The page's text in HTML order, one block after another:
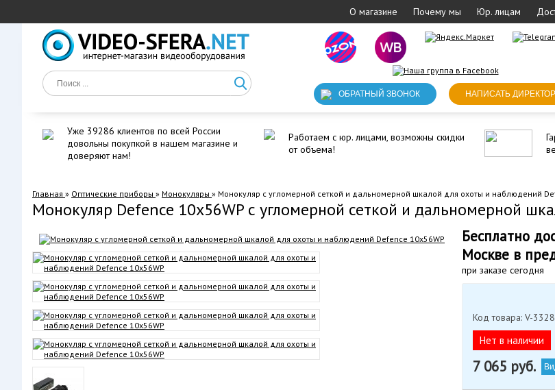
О магазине Почему мы Юр. лицам
ОБРАТНЫЙ ЗВОНОК НАПИСАТЬ
Уже 39286 клиентов по всей России
довольны покупкой в нашем магазине и
доверяют нам!
Работаем с юр. лицами, возможны скидки
от объема!
Главная » Оптические приборы » Монокуляры » Монокуляр с угломерной сеткой и дальномерной шкалой для охоты и наблюдений
Монокуляр Defence 10х56WP с угломерной сеткой и дальномерной
Бесплатно
Москве в
при заказе сегодня
Код товара: V-3328
Нет в наличии
7 065 руб.